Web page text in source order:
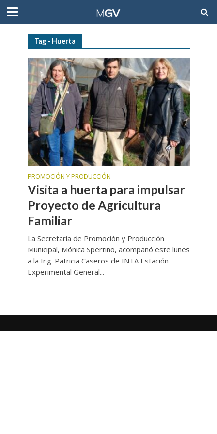
Tag - Huerta
PROMOCIÓN Y PRODUCCIÓN
Visita a huerta para impulsar
Proyecto de Agricultura
Familiar
La Secretaria de Promoción y Producción
Municipal, Mónica Spertino, acompañó este lunes
a la Ing. Patricia Caseros de INTA Estación
Experimental General...